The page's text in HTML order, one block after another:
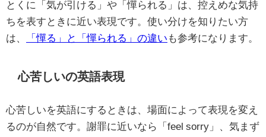
とくに「気が引ける」や「憚られる」は、控えめな気持
ちを表すときに近い表現です。使い分けを知りたい方
は、
「憚る」と「憚られる」の違い も参考になります。
心苦しいの英語表現
心苦しいを英語にするときは、場面によって表現を変え
るのが自然です。謝罪に近いなら「feel sorry」、気まず